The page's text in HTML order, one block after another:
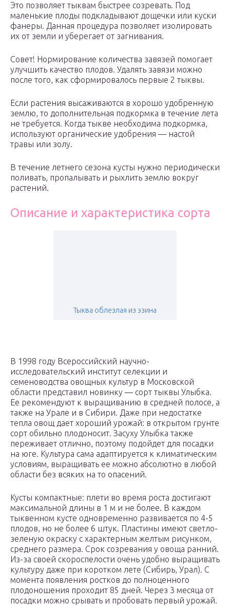
Это позволяет тыквам быстрее созревать. Под
маленькие плоды подкладывают дощечки или куски
фанеры. Данная процедура позволяет изолировать
их от земли и уберегает от загнивания.
Совет! Нормирование количества завязей помогает
улучшить качество плодов. Удалять завязи можно
после того, как сформировалось первые 2 тыквы.
Если растения высаживаются в хорошо удобренную
землю, то дополнительная подкормка в течение лета
не требуется. Когда тыкве необходима подкормка,
используют органические удобрения — настой
травы или золу.
В течение летнего сезона кусты нужно периодически
поливать, пропалывать и рыхлить землю вокруг
растений.
Описание и характеристика сорта
Тыква облезлая из эзина
В 1998 году Всероссийский научно-
исследовательский институт селекции и
семеноводства овощных культур в Московской
области представил новинку — сорт тыквы Улыбка.
Ее рекомендуют к выращиванию в средней полосе, а
также на Урале и в Сибири. Даже при недостатке
тепла овощ дает хороший урожай: в открытом грунте
сорт обильно плодоносит. Засуху Улыбка также
переживает отлично, поэтому подойдет для посадки
на юге. Культура сама адаптируется к климатическим
условиям, выращивать ее можно абсолютно в любой
области без всяких на то опасений.
Кусты компактные: плети во время роста достигают
максимальной длины в 1 м и не более. В каждом
тыквенном кусте одновременно развивается по 4-5
плодов, но не более 6 штук. Пластины имеют светло-
зеленую окраску с характерным желтым рисунком,
среднего размера. Срок созревания у овоща ранний.
Из-за своей скороспелости очень удобно выращивать
культуру даже при коротком лете (Сибирь, Урал). С
момента появления ростков до полноценного
плодоношения проходит 85 дней. Через 3 месяца от
посадки можно срывать и пробовать первый урожай.